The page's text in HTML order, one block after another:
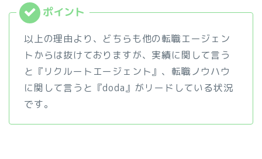
以上の理由より、どちらも他の転職エージェン
トからは抜けておりますが、実績に関して言う
と『リクルートエージェント』、転職ノウハウ
に関して言うと『doda』がリードしている状況
です。